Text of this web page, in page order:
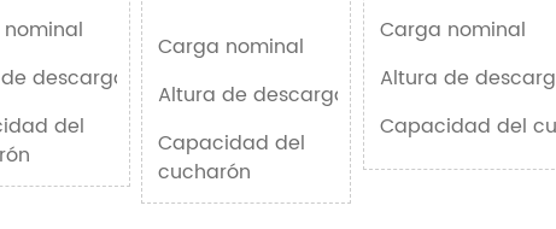
descarga
del
58KW/78HP
Carga nominal
2000kg
Altura de descarga
Capacidad del
cucharón
ruedas
Carga nominal
Altura de
Capacidad del